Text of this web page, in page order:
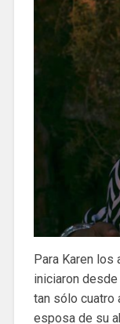
Para Karen los
iniciaron
tan sólo cuatro
esposa de su